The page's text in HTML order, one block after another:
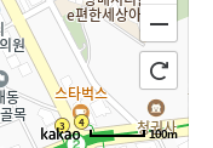
100m